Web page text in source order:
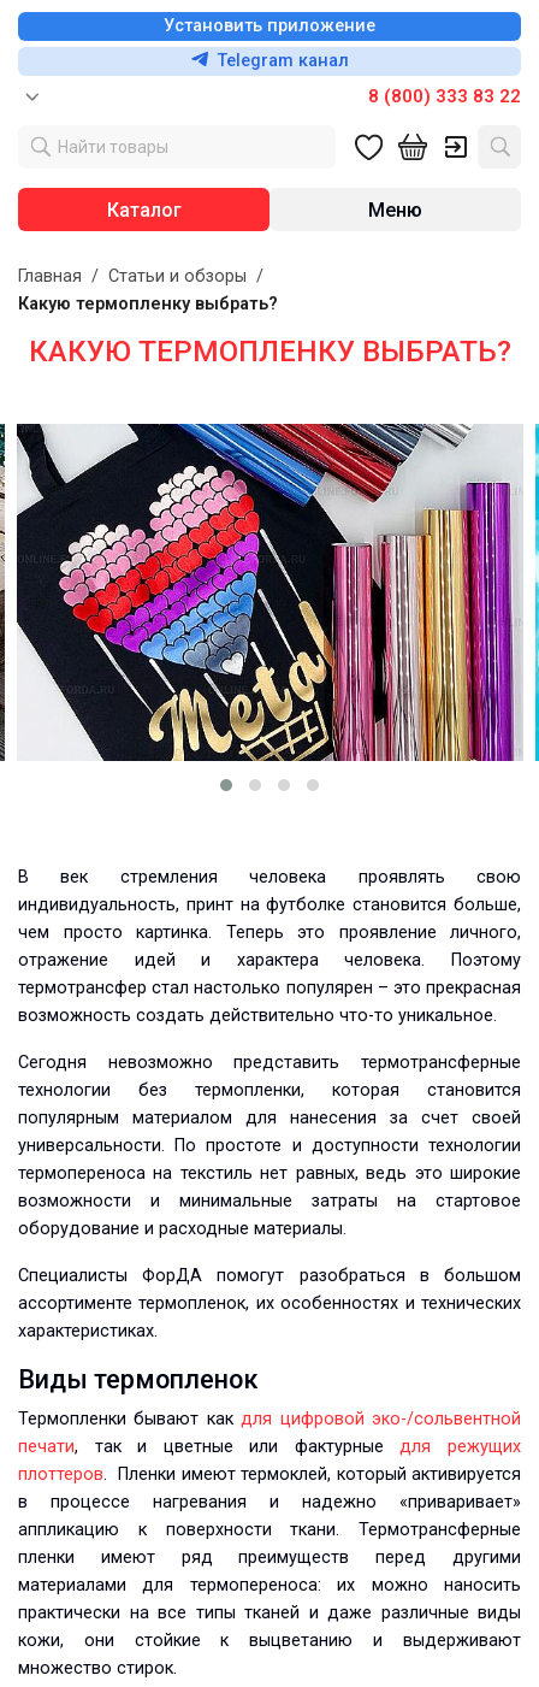
Установить приложение
Telegram канал
8 (800) 333 83 22
Каталог Меню
Главная / Статьи и обзоры /
Какую термопленку выбрать?
КАКУЮ ТЕРМОПЛЕНКУ ВЫБРАТЬ?
В век стремления человека проявлять свою
индивидуальность, принт на футболке становится больше,
чем просто картинка. Теперь это проявление личного,
отражение идей и характера человека. Поэтому
термотрансфер стал настолько популярен – это прекрасная
возможность создать действительно что-то уникальное.
Сегодня невозможно представить термотрансферные
технологии без термопленки, которая становится
популярным материалом для нанесения за счет своей
универсальности. По простоте и доступности технологии
термопереноса на текстиль нет равных, ведь это широкие
возможности и минимальные затраты на стартовое
оборудование и расходные материалы.
Специалисты ФорДА помогут разобраться в большом
ассортименте термопленок, их особенностях и технических
характеристиках.
Виды термопленок
Термопленки бывают какдля цифровой эко-/сольвентной
печати, так и цветные или фактурныедля режущих
плоттеров. Пленки имеют термоклей, который активируется
в процессе нагревания и надежно «приваривает»
аппликацию к поверхности ткани. Термотрансферные
пленки имеют ряд преимуществ перед другими
материалами для термопереноса: их можно наносить
практически на все типы тканей и даже различные виды
кожи, они стойкие к выцветанию и выдерживают
множество стирок.